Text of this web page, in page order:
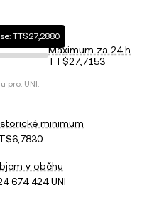
TT$27,2880
Maximum za 24 h
TT$27,7153
pro: UNI.
minimum
v oběhu
674 424 UNI